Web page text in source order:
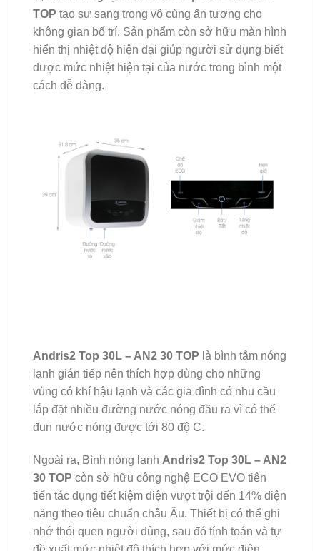
TOP tạo sự sang trọng vô cùng ấn tượng cho
không gian bố trí. Sản phẩm còn sở hữu màn hình
hiển thị nhiệt độ hiện đại giúp người sử dụng biết
được mức nhiệt hiện tại của nước trong bình một
cách dễ dàng.
Andris2 Top 30L – AN2 30 TOP là bình tắm nóng
lạnh gián tiếp nên thích hợp dùng cho những
vùng có khí hậu lạnh và các gia đình có nhu cầu
lắp đặt nhiều đường nước nóng đầu ra vì có thể
đun nước nóng được tới 80 độ C.
Ngoài ra, Bình nóng lạnh Andris2 Top 30L – AN2
30 TOP còn sở hữu công nghệ ECO EVO tiên
tiến tác dụng tiết kiệm điện vượt trội đến 14% điện
năng theo tiêu chuẩn châu Âu. Thiết bị có thể ghi
nhớ thói quen người dùng, sau đó tính toán và tự